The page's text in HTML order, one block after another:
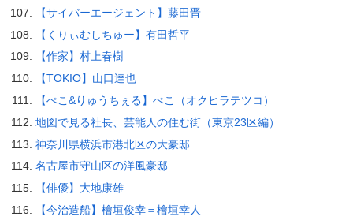
【サイバーエージェント】藤田晋
【くりぃむしちゅー】有田哲平
【作家】村上春樹
【TOKIO】山口達也
【ぺこ&りゅうちぇる】ぺこ（オクヒラテツコ）
地図で見る社長、芸能人の住む街（東京23区編）
神奈川県横浜市港北区の大豪邸
名古屋市守山区の洋風豪邸
【俳優】大地康雄
【今治造船】檜垣俊幸＝檜垣幸人